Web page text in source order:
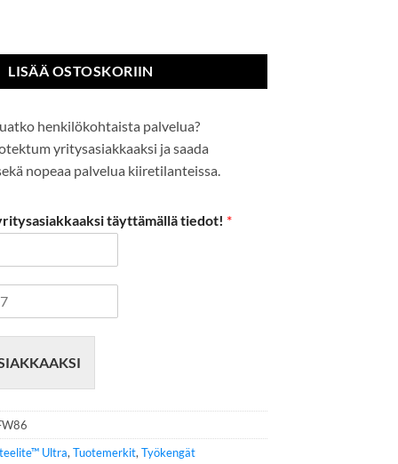
LISÄÄ OSTOSKORIIN
henkilökohtaista palvelua?
yritysasiakkaaksi ja saada
nopeaa palvelua kiiretilanteissa.
täyttämällä tiedot! *
Ultra, Tuotemerkit, Työkengät